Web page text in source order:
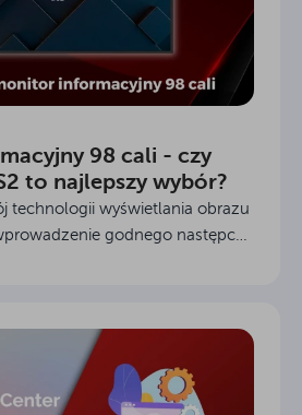
98 cali - czy
to najlepszy wybór?
technologii wyświetlania obrazu
godnego następcy